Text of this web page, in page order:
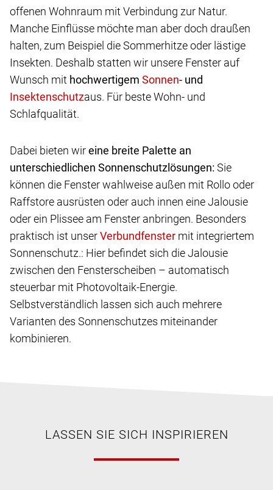
offenen Wohnraum mit Verbindung zur Natur.
Manche Einflüsse möchte man aber doch draußen
halten, zum Beispiel die Sommerhitze oder lästige
Insekten. Deshalb statten wir unsere Fenster auf
Wunsch mit hochwertigem
- und
aus. Für beste Wohn- und
Schlafqualität.
Dabei bieten wireine breite Palette an
unterschiedlichen Sonnenschutzlösungen: Sie
können die Fenster wahlweise außen mit Rollo oder
Raffstore ausrüsten oder auch innen eine Jalousie
oder ein Plissee am Fenster anbringen. Besonders
praktisch ist unser
mit integriertem
Sonnenschutz.: Hier befindet sich die Jalousie
zwischen den Fensterscheiben – automatisch
steuerbar mit Photovoltaik-Energie.
Selbstverständlich lassen sich auch mehrere
Varianten des Sonnenschutzes miteinander
kombinieren.
LASSEN SIE SICH INSPIRIEREN